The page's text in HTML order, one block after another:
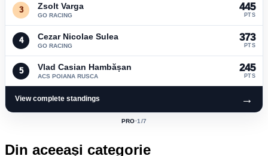
3 Zsolt Varga
GO RACING
445
PTS
4 Cezar Nicolae Sulea
GO RACING
373
PTS
5 Vlad Casian Hambășan
ACS POIANA RUSCA
245
PTS
View complete standings →
ACTIVE
PRO·1 /7
Din aceeași categorie